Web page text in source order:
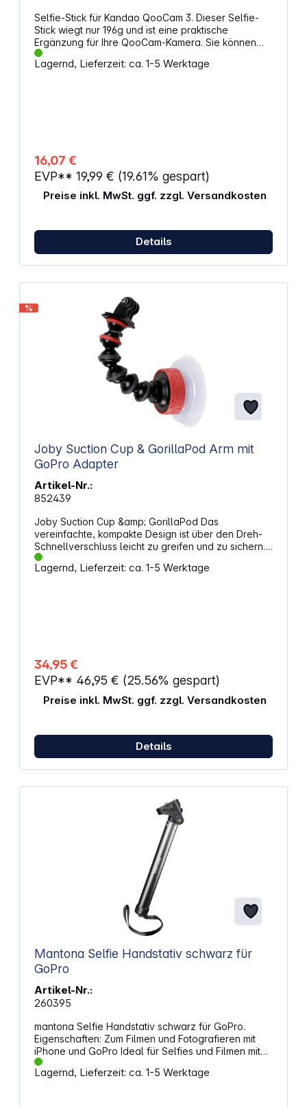
Selfie-Stick für Kandao QooCam 3. Dieser Selfie-
Stick wiegt nur 196g und ist eine praktische
Ergänzung für Ihre QooCam-Kamera. Sie können
die Länge zwischen 29 cm und 120 cm schnell
anpassen und ihn mit einem 1/4-Zoll-Anschluss an
Länge: 29 - 120 cm 1/4" Montage
Lagernd, Lieferzeit: ca. 1-5 Werktage
16,07 €
EVP** 19,99 € (19.61% gespart)
Preise inkl. MwSt. ggf. zzgl. Versandkosten
Details
%
Joby Suction Cup & GorillaPod Arm mit
GoPro Adapter
Artikel-Nr.:
852439
Joby Suction Cup &amp; GorillaPod Das
vereinfachte, kompakte Design ist über den Dreh-
Schnellverschluss leicht zu greifen und zu sichern.
Der extreme Halt auf glatten, nicht porösen
Oberflächen ist stärker als bei jedem anderen
Lagernd, Lieferzeit: ca. 1-5 Werktage
34,95 €
EVP** 46,95 € (25.56% gespart)
Preise inkl. MwSt. ggf. zzgl. Versandkosten
Details
Mantona Selfie Handstativ schwarz für
GoPro
Artikel-Nr.:
260395
mantona Selfie Handstativ schwarz für GoPro.
Eigenschaften: Zum Filmen und Fotografieren mit
iPhone und GoPro Ideal für Selfies und Filmen mit
mehr Entfernung zum Motiv Flexible Arretierung des
Stativkopfes Stufenloser Längenauszug
Lagernd, Lieferzeit: ca. 1-5 Werktage